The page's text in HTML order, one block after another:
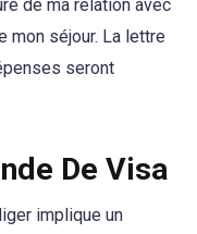
de ma relation avec
mon séjour. La lettre
seront
De Visa
implique un